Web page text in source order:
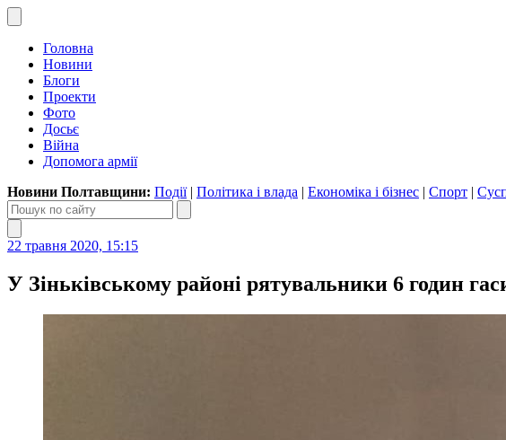
Головна
Новини
Блоги
Проекти
Фото
Досьє
Війна
Допомога армії
Новини Полтавщини: Події| Політика і влада | Економіка і бізнес | Спорт |
22 травня 2020, 15:15
У Зіньківському районі рятувальники 6 годин